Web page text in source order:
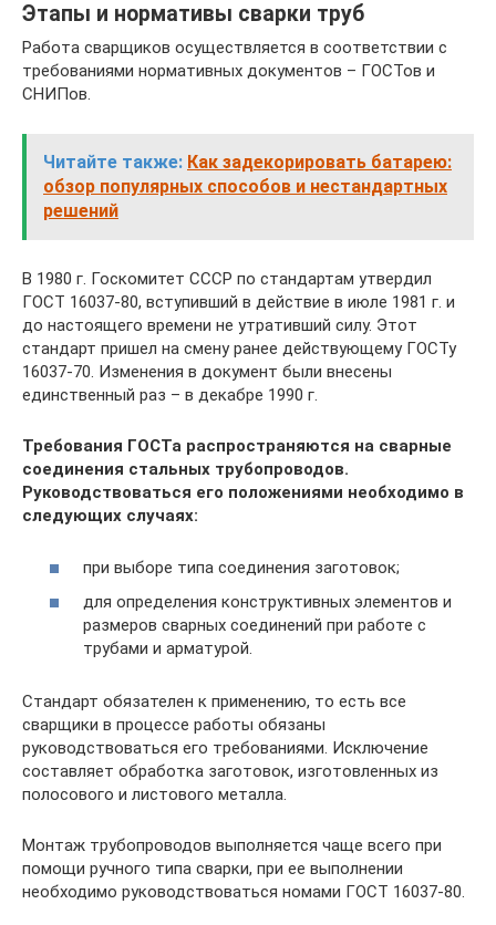
Этапы и нормативы сварки труб
Работа сварщиков осуществляется в соответствии с
требованиями нормативных документов – ГОСТов и
СНИПов.
Читайте также: Как задекорировать батарею:
обзор популярных способов и нестандартных
решений
В 1980 г. Госкомитет СССР по стандартам утвердил
ГОСТ 16037-80, вступивший в действие в июле 1981 г. и
до настоящего времени не утративший силу. Этот
стандарт пришел на смену ранее действующему ГОСТу
16037-70. Изменения в документ были внесены
единственный раз – в декабре 1990 г.
Требования ГОСТа распространяются на сварные
соединения стальных трубопроводов.
Руководствоваться его положениями необходимо в
следующих случаях:
при выборе типа соединения заготовок;
для определения конструктивных элементов и
размеров сварных соединений при работе с
трубами и арматурой.
Стандарт обязателен к применению, то есть все
сварщики в процессе работы обязаны
руководствоваться его требованиями. Исключение
составляет обработка заготовок, изготовленных из
полосового и листового металла.
Монтаж трубопроводов выполняется чаще всего при
помощи ручного типа сварки, при ее выполнении
необходимо руководствоваться номами ГОСТ 16037-80.